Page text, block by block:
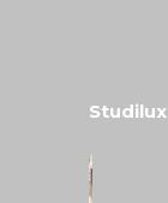
Studilux